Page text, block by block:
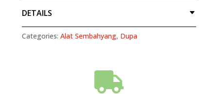
DETAILS
Categories: Alat Sembahyang, Dupa
